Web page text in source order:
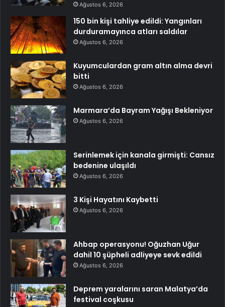
Ağustos 6, 2026
150 bin kişi tahliye edildi: Yangınları
durduramayınca atları saldılar
Ağustos 6, 2026
Kuyumculardan gram altın alma devri
bitti
Ağustos 6, 2026
Marmara’da Bayram Yağışı Bekleniyor
Ağustos 6, 2026
Serinlemek için kanala girmişti: Cansız
bedenine ulaşıldı
Ağustos 6, 2026
3 Kişi Hayatını Kaybetti
Ağustos 6, 2026
Ahbap operasyonu! Oğuzhan Uğur
dahil 10 şüpheli adliyeye sevk edildi
Ağustos 6, 2026
Deprem yaralarını saran Malatya’da
festival coşkusu